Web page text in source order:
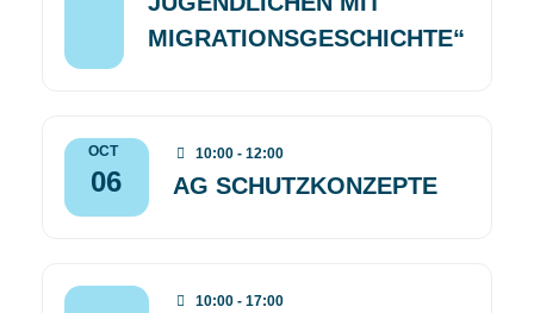
MIGRATIONSGESCHICHTE“
OCT
06
10:00 - 12:00
AG SCHUTZKONZEPTE
10:00 - 17:00